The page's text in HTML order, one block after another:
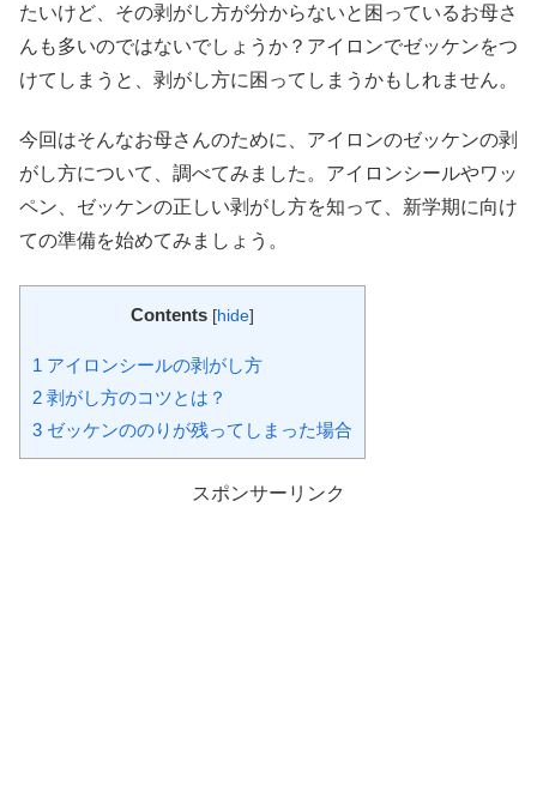
たいけど、その剥がし方が分からないと困っているお母さ
んも多いのではないでしょうか？アイロンでゼッケンをつ
けてしまうと、剥がし方に困ってしまうかもしれません。
今回はそんなお母さんのために、アイロンのゼッケンの剥
がし方について、調べてみました。アイロンシールやワッ
ペン、ゼッケンの正しい剥がし方を知って、新学期に向け
ての準備を始めてみましょう。
Contents [hide]
1 アイロンシールの剥がし方
2 剥がし方のコツとは？
3 ゼッケンののりが残ってしまった場合
スポンサーリンク